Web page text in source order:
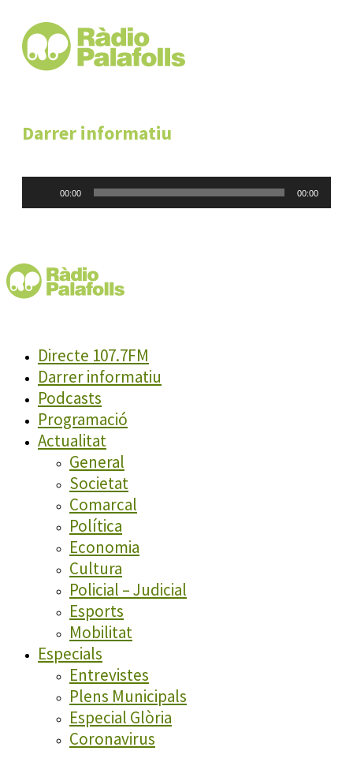
Darrer informatiu
00:00 00:00
Directe 107.7FM
Darrer informatiu
Podcasts
Programació
Actualitat
General
Societat
Comarcal
Política
Economia
Cultura
Policial – Judicial
Esports
Mobilitat
Especials
Entrevistes
Plens Municipals
Especial Glòria
Coronavirus